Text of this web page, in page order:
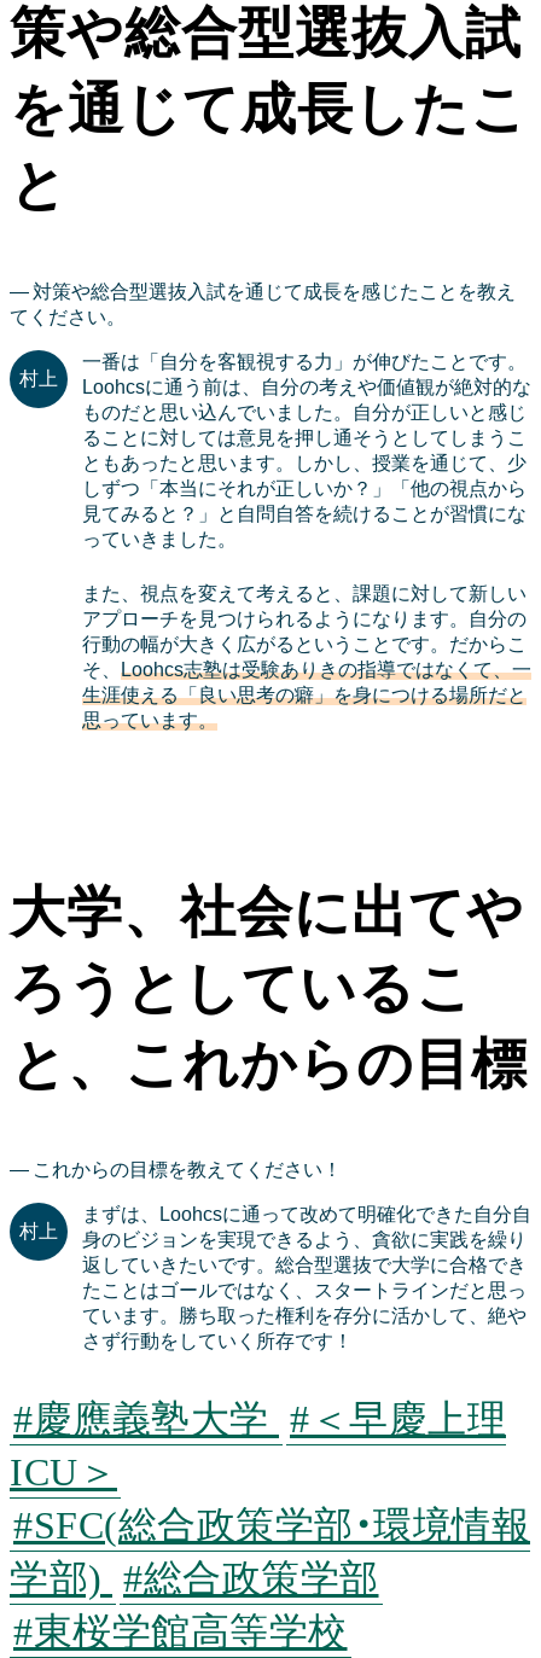
策や総合型選抜入試
を通じて成長したこ
と
対策や総合型選抜入試を通じて成長を感じたことを教え
てください。
一番は「自分を客観視する力」が伸びたことです。
Loohcsに通う前は、自分の考えや価値観が絶対的な
ものだと思い込んでいました。自分が正しいと感じ
ることに対しては意見を押し通そうとしてしまうこ
ともあったと思います。しかし、授業を通じて、少
しずつ「本当にそれが正しいか？」「他の視点から
見てみると？」と自問自答を続けることが習慣にな
っていきました。
また、視点を変えて考えると、課題に対して新しい
アプローチを見つけられるようになります。自分の
行動の幅が大きく広がるということです。だからこ
そ、 Loohcs志塾は受験ありきの指導ではなくて、一
生涯使える「良い思考の癖」を身につける場所だと
思っています。
大学、社会に出てや
ろうとしているこ
と、これからの目標
これからの目標を教えてください！
まずは、Loohcsに通って改めて明確化できた自分自
身のビジョンを実現できるよう、貪欲に実践を繰り
返していきたいです。総合型選抜で大学に合格でき
たことはゴールではなく、スタートラインだと思っ
ています。勝ち取った権利を存分に活かして、絶や
さず行動をしていく所存です！
#慶應義塾大学 #＜早慶上理
ICU＞
#SFC(総合政策学部・環境情報
学部) #総合政策学部
#東桜学館高等学校